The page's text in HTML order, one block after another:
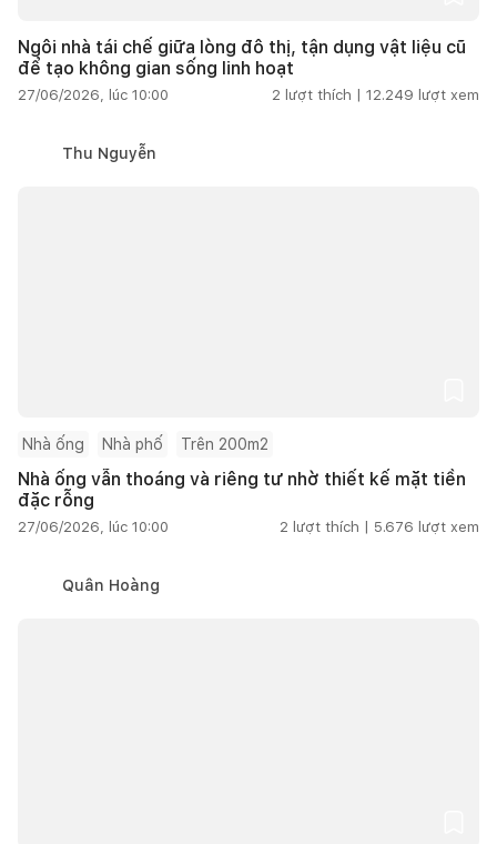
Ngôi nhà tái chế giữa lòng đô thị, tận dụng vật liệu cũ
để tạo không gian sống linh hoạt
27/06/2026, lúc 10:00 2 lượt thích | 12.249 lượt xem
Thu Nguyễn
Nhà ống Nhà phố Trên 200m2
Nhà ống vẫn thoáng và riêng tư nhờ thiết kế mặt tiền
đặc rỗng
27/06/2026, lúc 10:00 2 lượt thích | 5.676 lượt xem
Quân Hoàng